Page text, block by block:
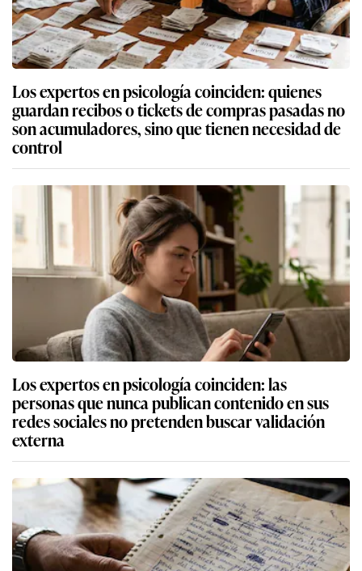
Los expertos en psicología coinciden: quienes
guardan recibos o tickets de compras pasadas no
son acumuladores, sino que tienen necesidad de
control
Los expertos en psicología coinciden: las
personas que nunca publican contenido en sus
redes sociales no pretenden buscar validación
externa